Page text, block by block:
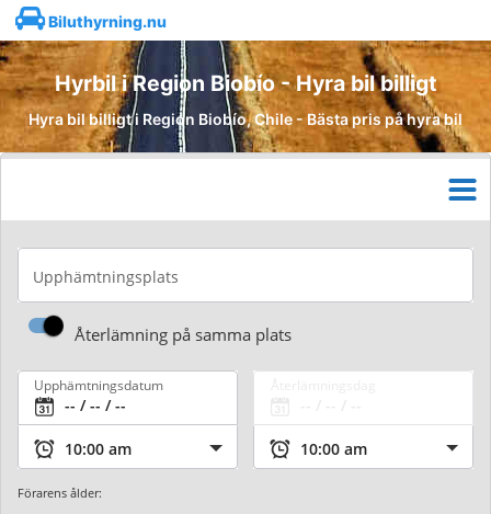
Biluthyrning.nu
Hyrbil i Region Biobío - Hyra bil billigt
Hyra bil billigt i Region Biobío, Chile - Bästa pris på hyra bil
Upphämtningsplats
Återlämning på samma plats
Upphämtningsdatum
Förarens ålder: